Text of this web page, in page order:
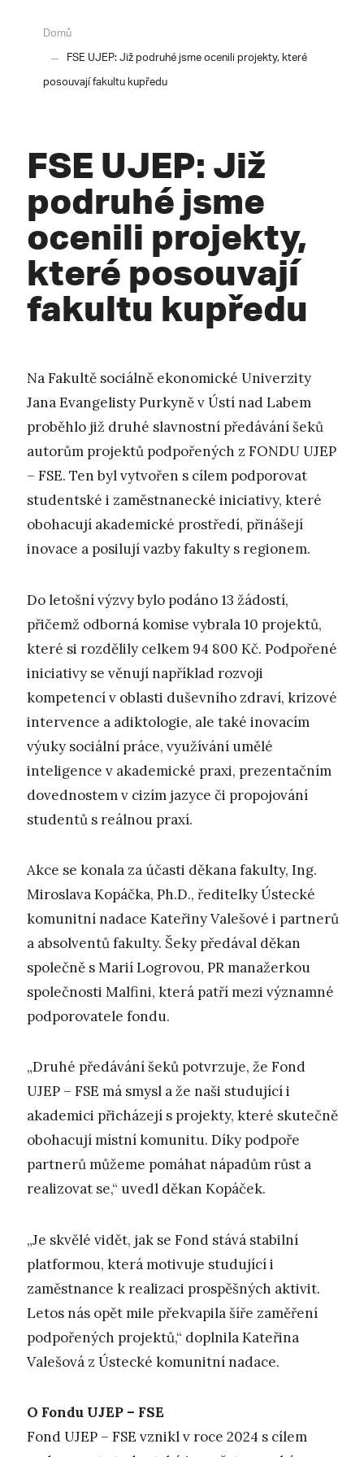
Domů
FSE UJEP: Již podruhé jsme ocenili projekty, které
posouvají fakultu kupředu
FSE UJEP: Již
podruhé jsme
ocenili projekty,
které posouvají
fakultu kupředu
Na Fakultě sociálně ekonomické Univerzity
Jana Evangelisty Purkyně v Ústí nad Labem
proběhlo již druhé slavnostní předávání šeků
autorům projektů podpořených z FONDU UJEP
– FSE. Ten byl vytvořen s cílem podporovat
studentské i zaměstnanecké iniciativy, které
obohacují akademické prostředí, přinášejí
inovace a posilují vazby fakulty s regionem.
Do letošní výzvy bylo podáno 13 žádostí,
přičemž odborná komise vybrala 10 projektů,
které si rozdělily celkem 94 800 Kč. Podpořené
iniciativy se věnují například rozvoji
kompetencí v oblasti duševního zdraví, krizové
intervence a adiktologie, ale také inovacím
výuky sociální práce, využívání umělé
inteligence v akademické praxi, prezentačním
dovednostem v cizím jazyce či propojování
studentů s reálnou praxí.
Akce se konala za účasti děkana fakulty, Ing.
Miroslava Kopáčka, Ph.D., ředitelky Ústecké
komunitní nadace Kateřiny Valešové i partnerů
a absolventů fakulty. Šeky předával děkan
společně s Marií Logrovou, PR manažerkou
společnosti Malfini, která patří mezi významné
podporovatele fondu.
„Druhé předávání šeků potvrzuje, že Fond
UJEP – FSE má smysl a že naši studující i
akademici přicházejí s projekty, které skutečně
obohacují místní komunitu. Díky podpoře
partnerů můžeme pomáhat nápadům růst a
realizovat se,“ uvedl děkan Kopáček.
„Je skvělé vidět, jak se Fond stává stabilní
platformou, která motivuje studující i
zaměstnance k realizaci prospěšných aktivit.
Letos nás opět mile překvapila šíře zaměření
podpořených projektů,“ doplnila Kateřina
Valešová z Ústecké komunitní nadace.
O Fondu UJEP – FSE
Fond UJEP – FSE vznikl v roce 2024 s cílem